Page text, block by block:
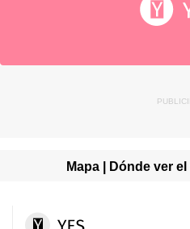
Mapa | Dónde ver